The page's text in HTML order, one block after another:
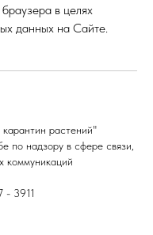
в целях
данных на Сайте.
растений"
по надзору в сфере связи,
коммуникаций
- 3911